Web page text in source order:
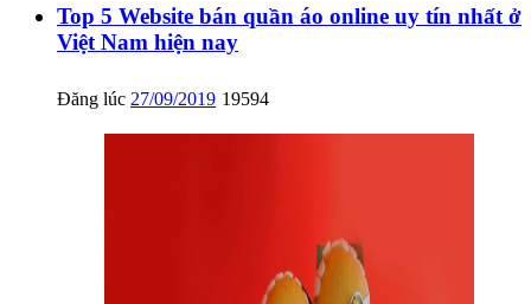
Top 5 Website bán quần áo online uy tín nhất ở
Việt Nam hiện nay
Đăng lúc 27/09/2019 19594